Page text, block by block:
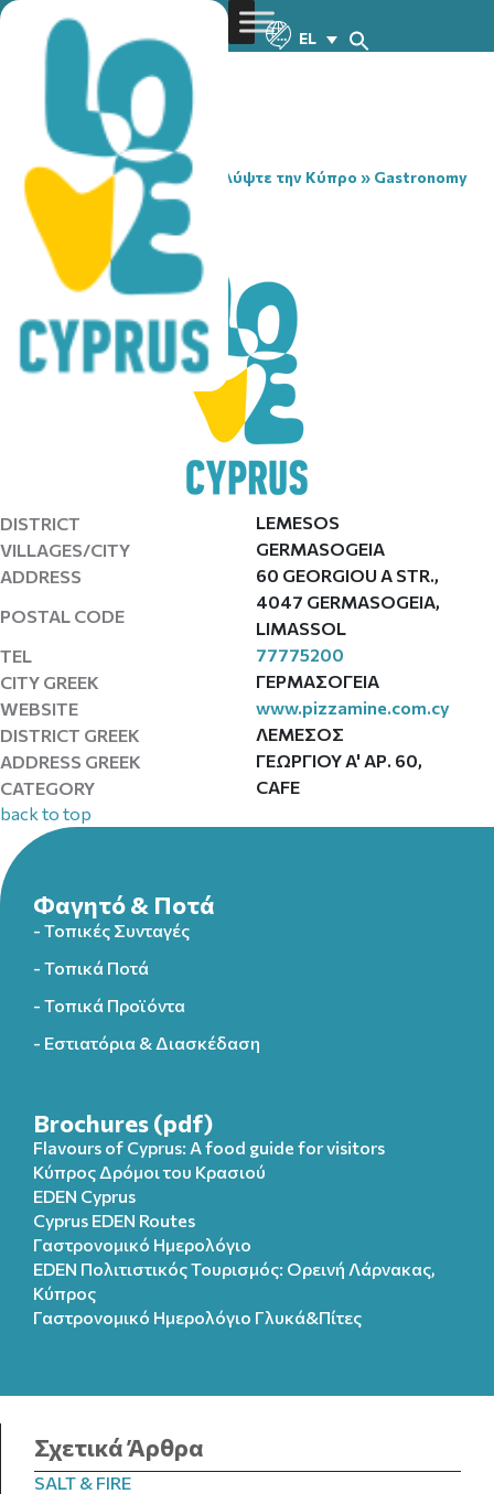
EL
You are here:Home» Ανακαλύψτε την Κύπρο » Gastronomy
» THYMARI
THYMARI
DISTRICT
LEMESOS
VILLAGES/CITY
GERMASOGEIA
ADDRESS
60 GEORGIOU A STR.,
POSTAL CODE
4047 GERMASOGEIA,
LIMASSOL
TEL
77775200
CITY GREEK
ΓΕΡΜΑΣΟΓΕΙΑ
WEBSITE
www.pizzamine.com.cy
DISTRICT GREEK
ΛΕΜΕΣΟΣ
ADDRESS GREEK
ΓΕΩΡΓΙΟΥ A' ΑΡ. 60,
CATEGORY
CAFE
back to top
Φαγητό & Ποτά
- Τοπικές Συνταγές
- Τοπικά Ποτά
- Τοπικά Προϊόντα
- Εστιατόρια & Διασκέδαση
Brochures (pdf)
Flavours of Cyprus: A food guide for visitors
Κύπρος Δρόμοι του Κρασιού
EDEN Cyprus
Cyprus EDEN Routes
Γαστρονομικό Ημερολόγιο
EDEN Πολιτιστικός Τουρισμός: Ορεινή Λάρνακας,
Κύπρος
Γαστρονομικό Ημερολόγιo Γλυκά&Πίτες
Σχετικά Άρθρα
SALT & FIRE